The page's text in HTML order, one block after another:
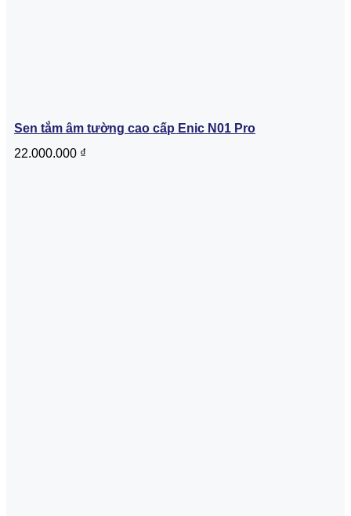
Sen tắm âm tường cao cấp Enic N01 Pro
22.000.000 ₫